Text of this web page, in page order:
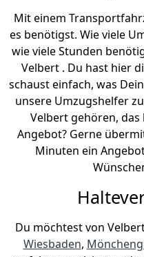
Mit einem
es benötigst. Wie viele
wie viele Stunden
Velbert . Du hast hier
schaust einfach, was
unsere Umzugshelfer
Velbert gehören,
Angebot? Gerne
Minuten ein
Du möchtest von
Wiesbaden,